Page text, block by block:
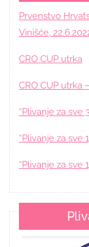
Prvenstvo
Vinišće,
CRO CUP utrka
CRO CUP utrka
“Plivanje za sve
“Plivanje za sve
“Plivanje za sve